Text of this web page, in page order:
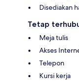
Disediakan
Tetap
Meja tulis
Akses
Telepon
Kursi kerja